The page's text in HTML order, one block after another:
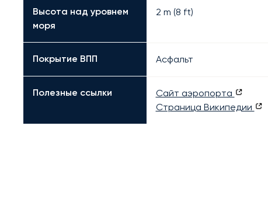
Высота над уровнем
моря
2 m (8 ft)
Покрытие ВПП Асфальт
Полезные ссылки
Сайт аэропорта
Страница Википедии